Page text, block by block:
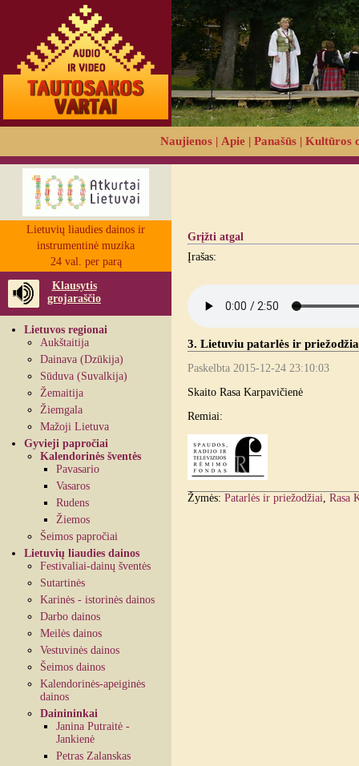
Naujienos | Apie | Panašūs | Kultūros
Lietuvių liaudies dainos ir
instrumentinė muzika
24 val. per parą
Klausytis
grojaraščio
Lietuvos regionai
Aukštaitija
Dainava (Dzūkija)
Sūduva (Suvalkija)
Žemaitija
Žiemgala
Mažoji Lietuva
Gyvieji papročiai
Kalendorinės šventės
Pavasario
Vasaros
Rudens
Žiemos
Šeimos papročiai
Lietuvių liaudies dainos
Festivaliai-dainų šventės
Sutartinės
Karinės - istorinės dainos
Darbo dainos
Meilės dainos
Vestuvinės dainos
Šeimos dainos
Kalendorinės-apeiginės
dainos
Dainininkai
Janina Putraitė -
Jankienė
Petras Zalanskas
Grįžti atgal
Įrašas:
3. Lietuviu patarlės ir
Paskelbta 2015-12-24 23:10:03
Skaito Rasa Karpavičienė
Remiai:
Žymės: Patarlės ir priežodžiai Rasa